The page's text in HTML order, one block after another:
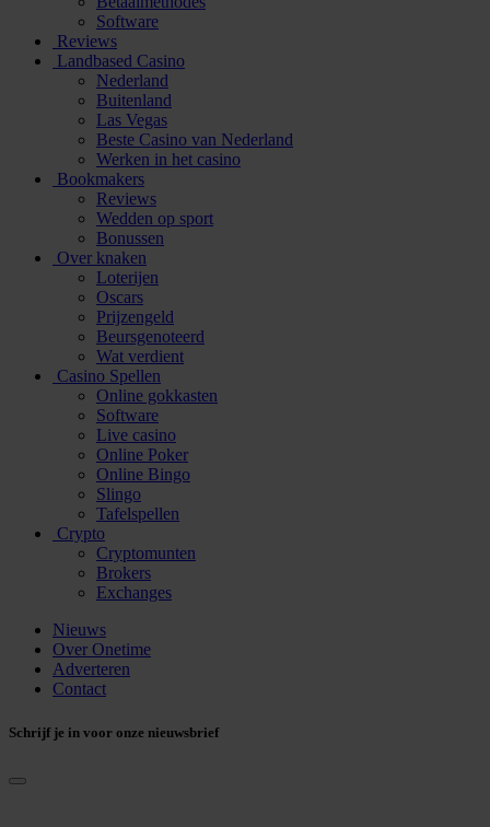
Software
Reviews
Landbased Casino
Nederland
Buitenland
Las Vegas
Beste Casino van Nederland
Werken in het casino
Bookmakers
Reviews
Wedden op sport
Bonussen
Over knaken
Loterijen
Oscars
Prijzengeld
Beursgenoteerd
Wat verdient
Casino Spellen
Online gokkasten
Software
Live casino
Online Poker
Online Bingo
Slingo
Tafelspellen
Crypto
Cryptomunten
Brokers
Exchanges
Nieuws
Over Onetime
Adverteren
Contact
Schrijf je in voor onze nieuwsbrief